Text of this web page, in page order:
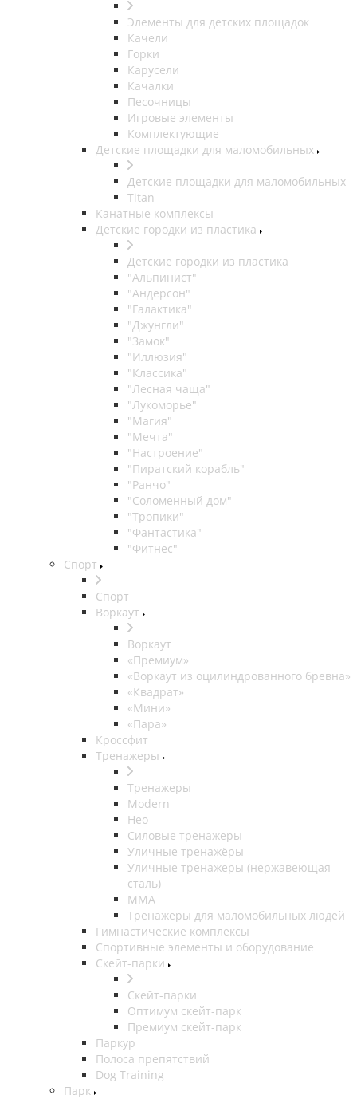
Элементы для детских площадок
Качели
Горки
Карусели
Качалки
Песочницы
Игровые элементы
Комплектующие
Детские площадки для маломобильных
Детские площадки для маломобильных
Titan
Канатные комплексы
Детские городки из пластика
Детские городки из пластика
"Альпинист"
"Андерсон"
"Галактика"
"Джунгли"
"Замок"
"Иллюзия"
"Классика"
"Лесная чаща"
"Лукоморье"
"Магия"
"Мечта"
"Настроение"
"Пиратский корабль"
"Ранчо"
"Соломенный дом"
"Тропики"
"Фантастика"
"Фитнес"
Спорт
Спорт
Воркаут
Воркаут
«Премиум»
«Воркаут из оцилиндрованного бревна»
«Квадрат»
«Мини»
«Пара»
Кроссфит
Тренажеры
Тренажеры
Modern
Нео
Силовые тренажеры
Уличные тренажёры
Уличные тренажеры (нержавеющая
сталь)
ММА
Тренажеры для маломобильных людей
Гимнастические комплексы
Спортивные элементы и оборудование
Скейт-парки
Скейт-парки
Оптимум скейт-парк
Премиум скейт-парк
Паркур
Полоса препятствий
Dog Training
Парк